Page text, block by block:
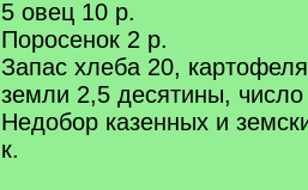
5 овец 10 р.
Поросенок 2 р.
Запас хлеба 20,
земли 2,5 десятины,
Недобор казенных и
к.